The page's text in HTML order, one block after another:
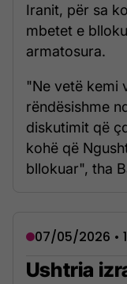
Iranit, për sa
mbetet e
armatosura.
"Ne vetë kemi
rëndësishme
diskutimit që
kohë që
bllokuar", tha
07/05/2026 •
Ushtria